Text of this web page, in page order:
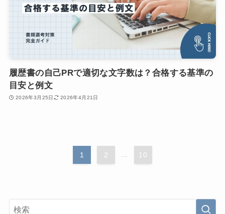
履歴書の自己PRで適切な文字数は？合格する基準の
目安と例文
2026年3月25日 2026年4月21日
1 2 10